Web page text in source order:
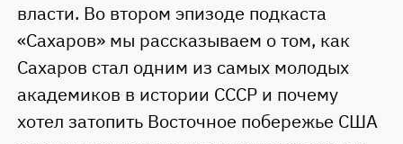
власти. Во втором эпизоде подкаста
«Сахаров» мы рассказываем о том, как
Сахаров стал одним из самых молодых
академиков в истории СССР и почему
хотел затопить Восточное побережье США